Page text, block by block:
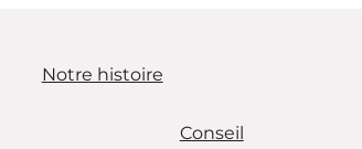
Notre histoire
Conseil